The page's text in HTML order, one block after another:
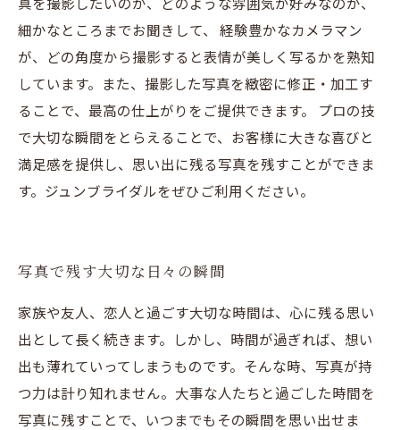
細かなところまでお聞きして、 経験豊かなカメラマン
が、どの角度から撮影すると表情が美しく写るかを熟知
しています。また、撮影した写真を緻密に修正・加工す
ることで、最高の仕上がりをご提供できます。 プロの技
で大切な瞬間をとらえることで、お客様に大きな喜びと
満足感を提供し、思い出に残る写真を残すことができま
す。ジュンブライダルをぜひご利用ください。
写真で残す大切な日々の瞬間
家族や友人、恋人と過ごす大切な時間は、心に残る思い
出として長く続きます。しかし、時間が過ぎれば、想い
出も薄れていってしまうものです。そんな時、写真が持
つ力は計り知れません。大事な人たちと過ごした時間を
写真に残すことで、いつまでもその瞬間を思い出せま